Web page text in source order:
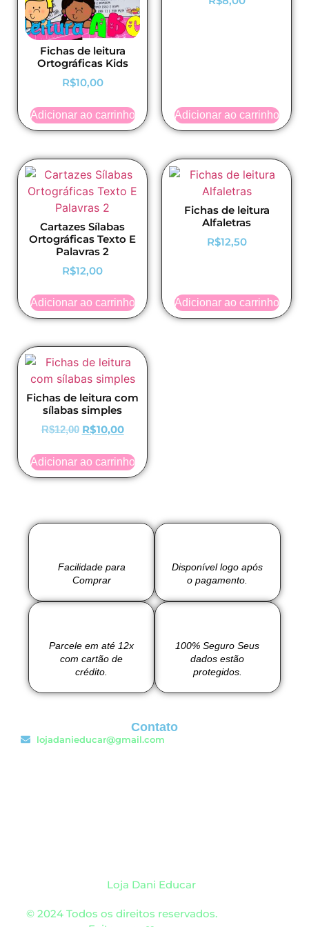
Fichas de leitura
Ortográficas Kids
R$10,00
Adicionar ao carrinho Adicionar ao carrinho
Cartazes Sílabas
Ortográficas Texto E
Palavras 2
R$12,00
Adicionar ao carrinho
Fichas de leitura
Alfaletras
R$12,50
Adicionar ao carrinho
Fichas de leitura com
sílabas simples
R$12,00 R$10,00
Adicionar ao carrinho
Facilidade para
Comprar
Disponível logo após
o pagamento.
Parcele em até 12x
com cartão de
crédito.
100% Seguro Seus
dados estão
protegidos.
Contato
lojadanieducar@gmail.com
Loja Dani Educar
© 2024 Todos os direitos reservados.